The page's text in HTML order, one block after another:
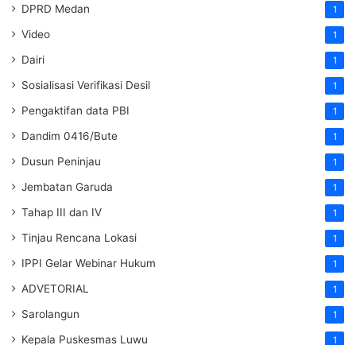
DPRD Medan 1
Video 1
Dairi 1
Sosialisasi Verifikasi Desil 1
Pengaktifan data PBI 1
Dandim 0416/Bute 1
Dusun Peninjau 1
Jembatan Garuda 1
Tahap III dan IV 1
Tinjau Rencana Lokasi 1
IPPI Gelar Webinar Hukum 1
ADVETORIAL 1
Sarolangun 1
Kepala Puskesmas Luwu 1